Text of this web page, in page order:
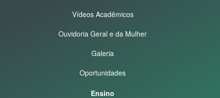
Vídeos Acadêmicos
Ouvidoria Geral e da Mulher
Galeria
Oportunidades
Ensino